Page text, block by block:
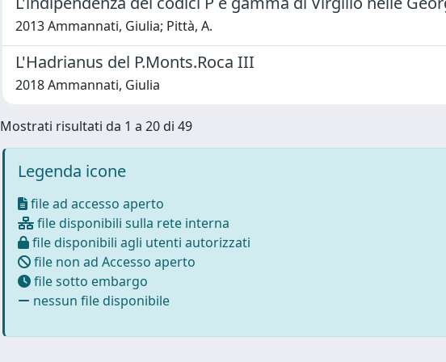
2013 Ammannati, Giulia; Pittà, A.
L'Hadrianus del P.Monts.Roca III
2018 Ammannati, Giulia
Mostrati risultati da 1 a 20 di 49
Legenda icone
file ad accesso aperto
file disponibili sulla rete interna
file disponibili agli utenti autorizzati
file non ad Accesso aperto
file sotto embargo
nessun file disponibile